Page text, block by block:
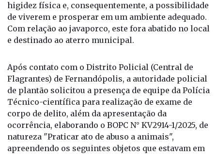
higidez física e, consequentemente, a possibilidade
de viverem e prosperar em um ambiente adequado.
Com relação ao javaporco, este fora abatido no local
e destinado ao aterro municipal.
Após contato com o Distrito Policial (Central de
Flagrantes) de Fernandópolis, a autoridade policial
de plantão solicitou a presença de equipe da Polícia
Técnico-científica para realização de exame de
corpo de delito, além da apresentação da
ocorrência, elaborando o BOPC N° KV2914-1/2025, de
natureza "Praticar ato de abuso a animais",
apreendendo os seguintes objetos que estavam em